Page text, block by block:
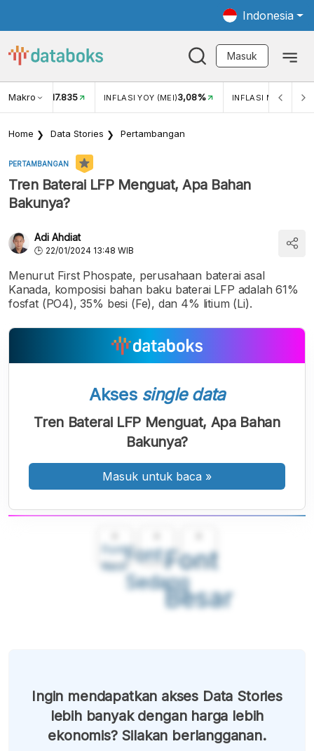
Indonesia
Masuk
Makro
USD/IDR 17.835 INFLASI YOY (MEI)3,08% INFLASI MOM (MEI)
Home Data Stories Pertambangan
PERTAMBANGAN
Tren Baterai LFP Menguat, Apa Bahan
Bakunya?
Adi Ahdiat
22/01/2024 13:48 WIB
Menurut First Phospate, perusahaan baterai asal
Kanada, komposisi bahan baku baterai LFP adalah 61%
fosfat (PO4), 35% besi (Fe), dan 4% litium (Li).
Font
Kecil
Font
Sedang
Font
Besar
Akses single data
Tren Baterai LFP Menguat, Apa Bahan
Bakunya?
Masuk untuk baca »
Ingin mendapatkan akses Data Stories
lebih banyak dengan harga lebih
ekonomis? Silakan berlangganan.